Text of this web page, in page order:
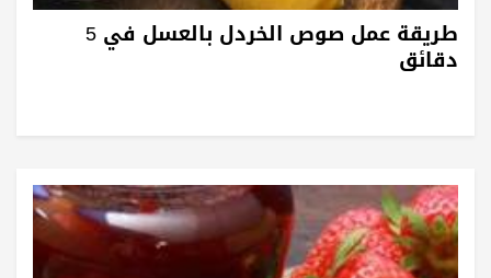
طريقة عمل صوص الخردل بالعسل في 5
دقائق